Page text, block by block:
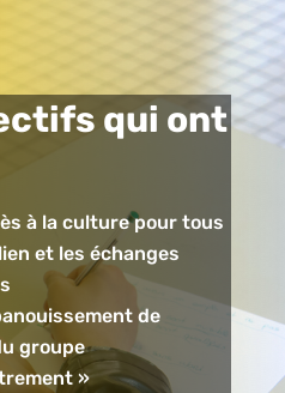
qui ont
à la culture pour tous
et les échanges
de
groupe
»